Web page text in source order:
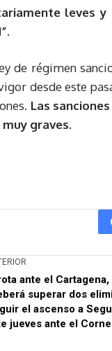
leves
de régimen
desde este
Las
graves.
ante el Cartagena,
superar dos
el ascenso a
jueves ante el